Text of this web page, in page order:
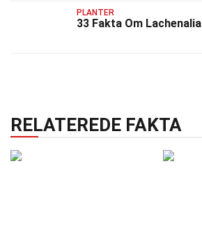
PLANTER
33 Fakta Om Lachenalia
RELATEREDE FAKTA